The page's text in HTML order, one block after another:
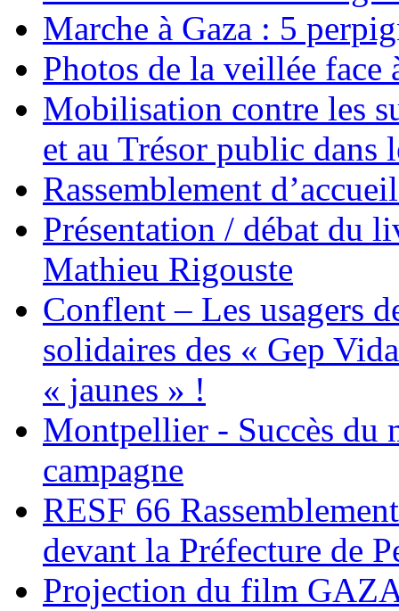
Marche à Gaza : 5
Photos de la veillée face
Mobilisation contre les
et au Trésor public dans
Rassemblement
Présentation / débat du
Mathieu Rigouste
Conflent – Les usagers
solidaires des « Gep
« jaunes » !
Montpellier - Succès du
campagne
RESF 66
devant la Préfecture de
Projection du film